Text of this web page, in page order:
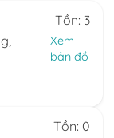
Tồn: 3
Xem
bản đồ
Tồn: 0